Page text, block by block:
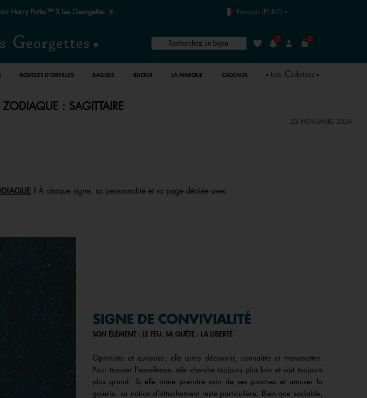
de siècle de la magie ✨ Français (EUR-€)
Recherchez un bijou Liste de souhaits
3
Connexion
0
BOUCLES D’OREILLES BAGUES BIJOUX LA MARQUE CADEAUX
: SAGITTAIRE
22 NOVEMBRE 2024
À chaque signe, sa personnalité et sa page dédiée avec
SIGNE DE CONVIVIALITÉ
SON ÉLÉMENT : LE FEU. SA QUÊTE : LA LIBERTÉ.
Optimiste et curieuse, elle aime découvrir, connaître et transmettre.
Pour trouver l'excellence, elle cherche toujours plus loin et voit toujours
plus grand. Si elle aime prendre soin de ses proches et amuser la
galerie, sa notion d'attachement reste particulière. Bien que sociable,